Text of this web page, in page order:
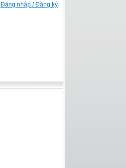
Đăng nhập / Đăng ký